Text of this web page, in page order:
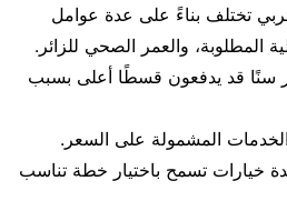
تختلف بناءً على عدة عوامل
المطلوبة، والعمر الصحي للزائر.
سنًا قد يدفعون قسطًا أعلى بسبب
الخدمات المشمولة على السعر.
خيارات تسمح باختيار خطة تناسب